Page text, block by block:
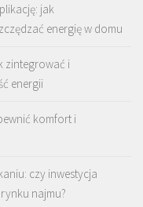
jak
energię w domu
zintegrować i
energii
komfort i
czy inwestycja
najmu?